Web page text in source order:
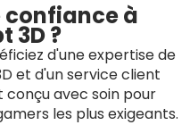
à
3D ?
d'une expertise de
et d'un service client
conçu avec soin pour
les plus exigeants.